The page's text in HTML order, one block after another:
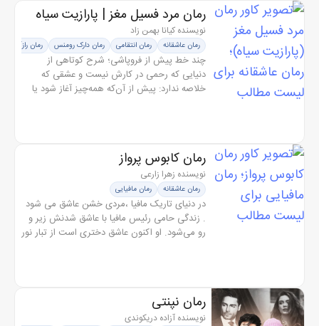
رمان مرد فسیل مغز | پارازیت سیاه
نویسنده کیانا بهمن زاد
رمان عاشقانه رمان انتقامی رمان دارک رومنس رمان رازآلود
چند خط پیش از فروپاشی؛ شرح کوتاهی از
دنیایی که رحمی در کارش نیست و عشقی که
خلاصه ندارد: پیش از آن‌که همه‌چیز آغاز شود یا
رمان کابوس پرواز
نویسنده زهرا زارعی
رمان عاشقانه رمان مافیایی
در دنیای تاریک مافیا ،مردی خشن عاشق می شود
. زندگی حامی رئیس مافیا با عاشق شدنش زیر و
رو می‌شود. او اکنون عاشق دختری است از تبار نور
رمان نپنتی
نویسنده آزاده دریکوندی